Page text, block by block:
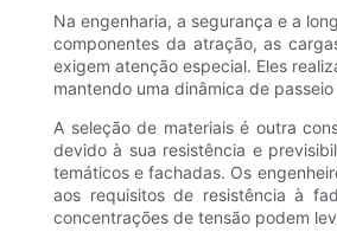
Na engenharia, a segurança e a
componentes da atração, as
exigem atenção especial. Eles
mantendo uma dinâmica de
A seleção de materiais é outra
devido à sua resistência e
temáticos e fachadas. Os
aos requisitos de resistência à
concentrações de tensão podem